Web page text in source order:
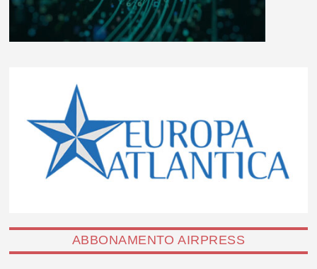
ABBONAMENTO AIRPRESS